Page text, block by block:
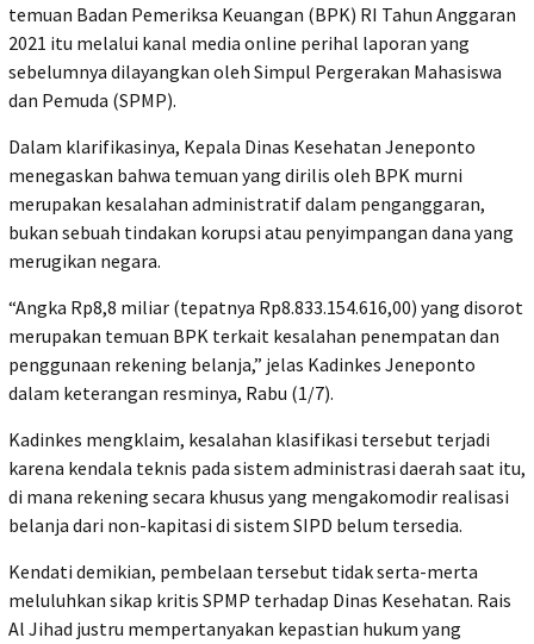
temuan Badan Pemeriksa Keuangan (BPK) RI Tahun Anggaran
2021 itu melalui kanal media online perihal laporan yang
sebelumnya dilayangkan oleh Simpul Pergerakan Mahasiswa
dan Pemuda (SPMP).
Dalam klarifikasinya, Kepala Dinas Kesehatan Jeneponto
menegaskan bahwa temuan yang dirilis oleh BPK murni
merupakan kesalahan administratif dalam penganggaran,
bukan sebuah tindakan korupsi atau penyimpangan dana yang
merugikan negara.
“Angka Rp8,8 miliar (tepatnya Rp8.833.154.616,00) yang disorot
merupakan temuan BPK terkait kesalahan penempatan dan
penggunaan rekening belanja,” jelas Kadinkes Jeneponto
dalam keterangan resminya, Rabu (1/7).
Kadinkes mengklaim, kesalahan klasifikasi tersebut terjadi
karena kendala teknis pada sistem administrasi daerah saat itu,
di mana rekening secara khusus yang mengakomodir realisasi
belanja dari non-kapitasi di sistem SIPD belum tersedia.
Kendati demikian, pembelaan tersebut tidak serta-merta
meluluhkan sikap kritis SPMP terhadap Dinas Kesehatan. Rais
Al Jihad justru mempertanyakan kepastian hukum yang